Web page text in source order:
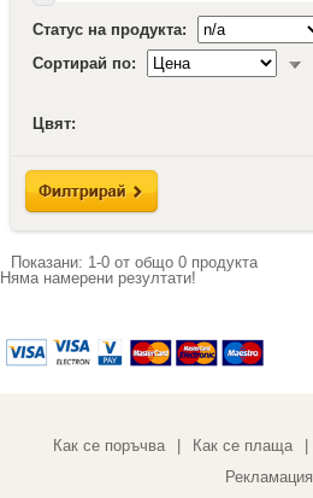
Статус на продукта:
Сортирай по:
Цвят:
Показани: 1-0от общо 0продукта
Няма намерени резултати!
Как се поръчва Как се плаща
Рекламация